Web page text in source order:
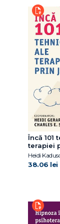
Încă 101
terapiei
38.06 lei